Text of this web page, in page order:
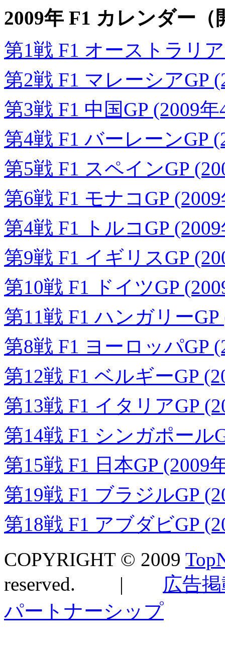
2009年 F1 カレンダー
第1戦 F1 オーストラリ
第2戦 F1 マレーシアGP
第3戦 F1 中国GP (2009
第4戦 F1 バーレーンGP
第5戦 F1 スペインGP
第6戦 F1 モナコGP
第4戦 F1 トルコGP
第9戦 F1 イギリスGP
第10戦 F1 ドイツGP
第11戦 F1 ハンガリー
第8戦 F1 ヨーロッパGP
第12戦 F1 ベルギーGP
第13戦 F1 イタリアGP
第14戦 F1 シンガポール
第15戦 F1 日本GP (2009
第19戦 F1 ブラジルGP
第18戦 F1 アブダビGP
COPYRIGHT © 2009
reserved. | 広告
パートナーシップ